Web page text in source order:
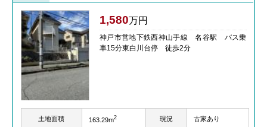
1,580万円
神戸市営地下鉄西神山手線 名谷駅 バス乗
車15分東白川台停 徒歩2分
土地面積 163.29m2 現況 古家あり